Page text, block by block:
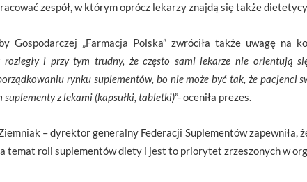
zespół, w którym oprócz lekarzy znajdą się także
Gospodarczej „Farmacja Polska” zwróciła także uwagę na
i przy tym trudny, że często sami lekarze nie orientują
rynku suplementów, bo nie może być tak, że pacjenci
suplementy z lekami (kapsułki, tabletki)”- oceniła prezes.
– dyrektor generalny Federacji Suplementów zapewniła,
temat roli suplementów diety i jest to priorytet zrzeszonych w